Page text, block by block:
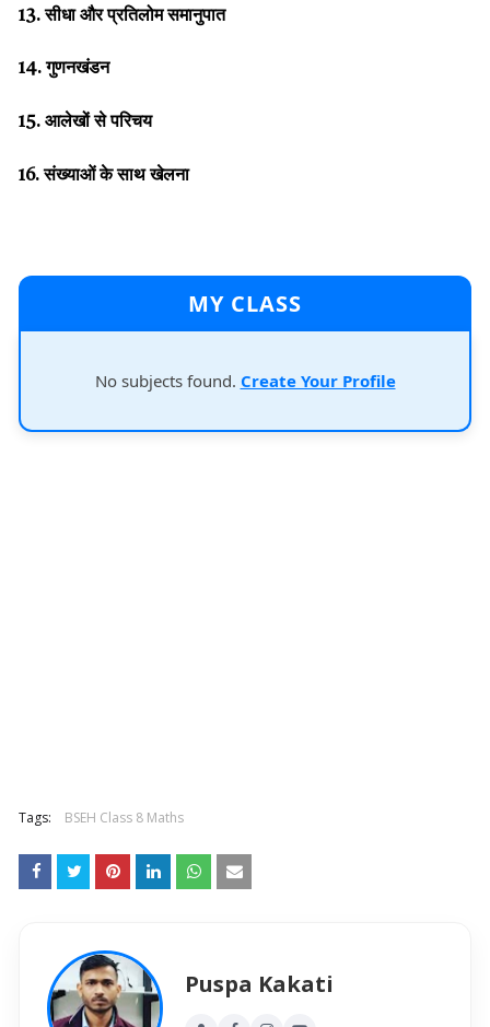
13. सीधा और प्रतिलोम समानुपात
14. गुणनखंडन
15. आलेखों से परिचय
16. संख्याओं के साथ खेलना
MY CLASS
No subjects found. Create Your Profile
Tags: BSEH Class 8 Maths
Puspa Kakati